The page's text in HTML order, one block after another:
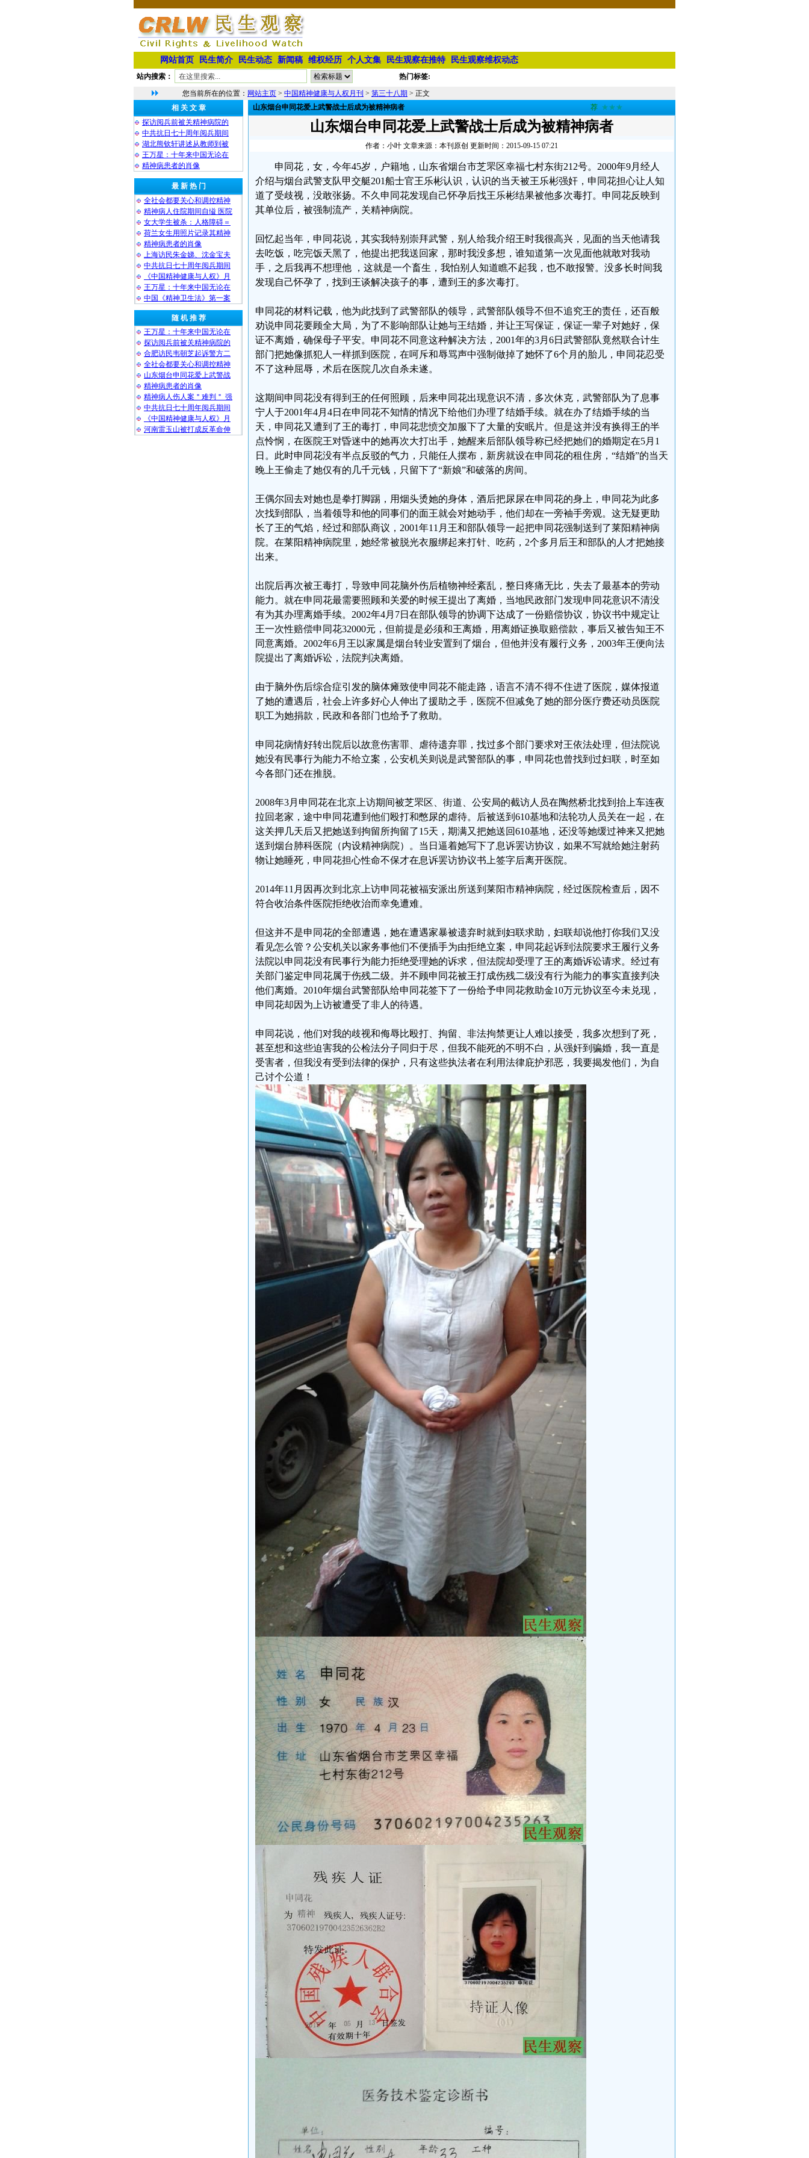
网站首页 民生简介 民生动态 新闻稿 维权经历 个人文集 民生观察在推特 民生观察维权动态
站内搜索： 热门标签:
您当前所在的位置： 网站主页 > 中国精神健康与人权月刊 > 第三十八期 > 正文
相 关 文 章
探访阅兵前被关精神病院的
中共抗日七十周年阅兵期间
湖北熊钦轩讲述从教师到被
王万星：十年来中国无论在
精神病患者的肖像
最 新 热 门
全社会都要关心和调控精神
精神病人住院期间自缢 医院
女大学生被杀：人格障碍＝
荷兰女生用照片记录其精神
精神病患者的肖像
上海访民朱金娣、沈金宝夫
中共抗日七十周年阅兵期间
《中国精神健康与人权》月
王万星：十年来中国无论在
中国《精神卫生法》第一案
随 机 推 荐
王万星：十年来中国无论在
探访阅兵前被关精神病院的
合肥访民韦朝芝起诉警方二
全社会都要关心和调控精神
山东烟台申同花爱上武警战
精神病患者的肖像
精神病人伤人案＂难判＂ 强
中共抗日七十周年阅兵期间
《中国精神健康与人权》月
河南雷玉山被打成反革命伸
山东烟台申同花爱上武警战士后成为被精神病者 荐 ★★★
山东烟台申同花爱上武警战士后成为被精神病者
作者：小叶 文章来源：本刊原创 更新时间：2015-09-15 07:21
申同花，女，今年45岁，户籍地，山东省烟台市芝罘区幸福七村东街212号。2000年9月经人
介绍与烟台武警支队甲交艇201船士官王乐彬认识，认识的当天被王乐彬强奸，申同花担心让人知
道了受歧视，没敢张扬。不久申同花发现自己怀孕后找王乐彬结果被他多次毒打。申同花反映到
其单位后，被强制流产，关精神病院。
回忆起当年，申同花说，其实我特别崇拜武警，别人给我介绍王时我很高兴，见面的当天他请我
去吃饭，吃完饭天黑了，他提出把我送回家，那时我没多想，谁知道第一次见面他就敢对我动
手，之后我再不想理他 ，这就是一个畜生，我怕别人知道瞧不起我，也不敢报警。没多长时间我
发现自己怀孕了，找到王谈解决孩子的事，遭到王的多次毒打。
申同花的材料记载，他为此找到了武警部队的领导，武警部队领导不但不追究王的责任，还百般
劝说申同花要顾全大局，为了不影响部队让她与王结婚，并让王写保证，保证一辈子对她好，保
证不离婚，确保母子平安。申同花不同意这种解决方法，2001年的3月6日武警部队竟然联合计生
部门把她像抓犯人一样抓到医院，在呵斥和辱骂声中强制做掉了她怀了6个月的胎儿，申同花忍受
不了这种屈辱，术后在医院几次自杀未遂。
这期间申同花没有得到王的任何照顾，后来申同花出现意识不清，多次休克，武警部队为了息事
宁人于2001年4月4日在申同花不知情的情况下给他们办理了结婚手续。就在办了结婚手续的当
天，申同花又遭到了王的毒打，申同花悲愤交加服下了大量的安眠片。但是这并没有换得王的半
点怜悯，在医院王对昏迷中的她再次大打出手，她醒来后部队领导称已经把她们的婚期定在5月1
日。此时申同花没有半点反驳的气力，只能任人摆布，新房就设在申同花的租住房，“结婚”的当天
晚上王偷走了她仅有的几千元钱，只留下了“新娘”和破落的房间。
王偶尔回去对她也是拳打脚踢，用烟头烫她的身体，酒后把尿尿在申同花的身上，申同花为此多
次找到部队，当着领导和他的同事们的面王就会对她动手，他们却在一旁袖手旁观。这无疑更助
长了王的气焰，经过和部队商议，2001年11月王和部队领导一起把申同花强制送到了莱阳精神病
院。在莱阳精神病院里，她经常被脱光衣服绑起来打针、吃药，2个多月后王和部队的人才把她接
出来。
出院后再次被王毒打，导致申同花脑外伤后植物神经紊乱，整日疼痛无比，失去了最基本的劳动
能力。就在申同花最需要照顾和关爱的时候王提出了离婚，当地民政部门发现申同花意识不清没
有为其办理离婚手续。2002年4月7日在部队领导的协调下达成了一份赔偿协议，协议书中规定让
王一次性赔偿申同花32000元，但前提是必须和王离婚，用离婚证换取赔偿款，事后又被告知王不
同意离婚。2002年6月王以家属是烟台转业安置到了烟台，但他并没有履行义务，2003年王便向法
院提出了离婚诉讼，法院判决离婚。
由于脑外伤后综合症引发的脑体瘫致使申同花不能走路，语言不清不得不住进了医院，媒体报道
了她的遭遇后，社会上许多好心人伸出了援助之手，医院不但减免了她的部分医疗费还动员医院
职工为她捐款，民政和各部门也给予了救助。
申同花病情好转出院后以故意伤害罪、虐待遗弃罪，找过多个部门要求对王依法处理，但法院说
她没有民事行为能力不给立案，公安机关则说是武警部队的事，申同花也曾找到过妇联，时至如
今各部门还在推脱。
2008年3月申同花在北京上访期间被芝罘区、街道、公安局的截访人员在陶然桥北找到抬上车连夜
拉回老家，途中申同花遭到他们殴打和憋尿的虐待。后被送到610基地和法轮功人员关在一起，在
这关押几天后又把她送到拘留所拘留了15天，期满又把她送回610基地，还没等她缓过神来又把她
送到烟台肺科医院（内设精神病院）。当日逼着她写下了息诉罢访协议，如果不写就给她注射药
物让她睡死，申同花担心性命不保才在息诉罢访协议书上签字后离开医院。
2014年11月因再次到北京上访申同花被福安派出所送到莱阳市精神病院，经过医院检查后，因不
符合收治条件医院拒绝收治而幸免遭难。
但这并不是申同花的全部遭遇，她在遭遇家暴被遗弃时就到妇联求助，妇联却说他打你我们又没
看见怎么管？公安机关以家务事他们不便插手为由拒绝立案，申同花起诉到法院要求王履行义务
法院以申同花没有民事行为能力拒绝受理她的诉求，但法院却受理了王的离婚诉讼请求。经过有
关部门鉴定申同花属于伤残二级。并不顾申同花被王打成伤残二级没有行为能力的事实直接判决
他们离婚。2010年烟台武警部队给申同花签下了一份给予申同花救助金10万元协议至今未兑现，
申同花却因为上访被遭受了非人的待遇。
申同花说，他们对我的歧视和侮辱比殴打、拘留、非法拘禁更让人难以接受，我多次想到了死，
甚至想和这些迫害我的公检法分子同归于尽，但我不能死的不明不白，从强奸到骗婚，我一直是
受害者，但我没有受到法律的保护，只有这些执法者在利用法律庇护邪恶，我要揭发他们，为自
己讨个公道！